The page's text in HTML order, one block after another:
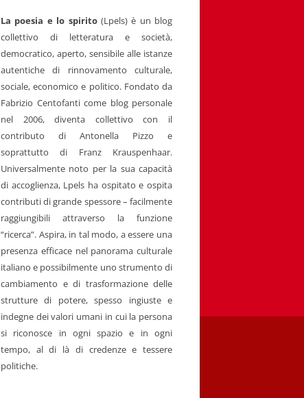
La poesia e lo spirito(Lpels) è un blog
collettivo di letteratura e società,
democratico, aperto, sensibile alle istanze
autentiche di rinnovamento culturale,
sociale, economico e politico. Fondato da
Fabrizio Centofanti come blog personale
nel 2006, diventa collettivo con il
contributo di Antonella Pizzo e
soprattutto di Franz Krauspenhaar.
Universalmente noto per la sua capacità
di accoglienza, Lpels ha ospitato e ospita
contributi di grande spessore – facilmente
raggiungibili attraverso la funzione
“ricerca”. Aspira, in tal modo, a essere una
presenza efficace nel panorama culturale
italiano e possibilmente uno strumento di
cambiamento e di trasformazione delle
strutture di potere, spesso ingiuste e
indegne dei valori umani in cui la persona
si riconosce in ogni spazio e in ogni
tempo, al di là di credenze e tessere
politiche.